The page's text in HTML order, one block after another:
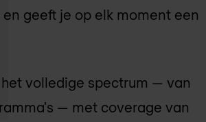
geeft je op elk moment een
volledige spectrum — van
— met coverage van